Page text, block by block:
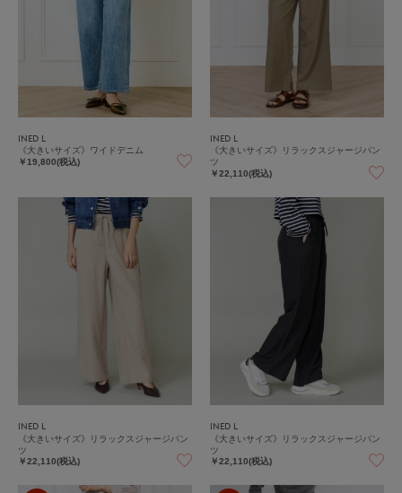
INED L
《大きいサイズ》ワイドデニム
￥19,800(税込)
INED L
《大きいサイズ》リラックスジャージパン
ツ
￥22,110(税込)
INED L
《大きいサイズ》リラックスジャージパン
ツ
￥22,110(税込)
INED L
《大きいサイズ》リラックスジャージパン
ツ
￥22,110(税込)